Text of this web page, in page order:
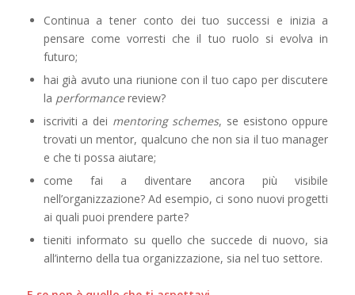
Continua a tener conto dei tuo successi e inizia a
pensare come vorresti che il tuo ruolo si evolva in
futuro;
hai già avuto una riunione con il tuo capo per discutere
la performancereview?
iscriviti a dei mentoring schemes, se esistono oppure
trovati un mentor, qualcuno che non sia il tuo manager
e che ti possa aiutare;
come fai a diventare ancora più visibile
nell’organizzazione? Ad esempio, ci sono nuovi progetti
ai quali puoi prendere parte?
tieniti informato su quello che succede di nuovo, sia
all’interno della tua organizzazione, sia nel tuo settore.